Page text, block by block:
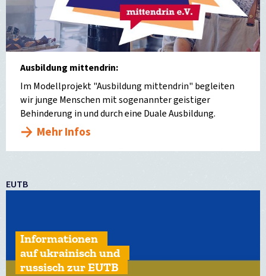
Ausbildung mittendrin:
Im Modellprojekt "Ausbildung mittendrin" begleiten
wir junge Menschen mit sogenannter geistiger
Behinderung in und durch eine Duale Ausbildung.
Mehr Infos
EUTB
Informationen
auf ukrainisch und
russisch zur EUTB